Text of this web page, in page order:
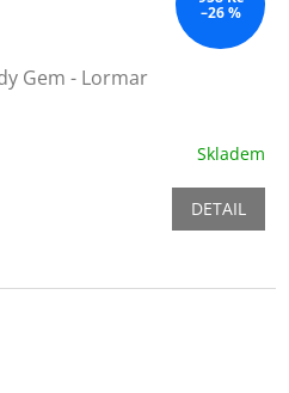
–26 %
Gem - Lormar
Skladem
DETAIL